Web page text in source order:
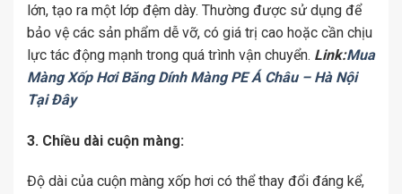
lớn, tạo ra một lớp đệm dày. Thường được sử dụng để
bảo vệ các sản phẩm dễ vỡ, có giá trị cao hoặc cần chịu
lực tác động mạnh trong quá trình vận chuyển. Link:Mua
Màng Xốp Hơi Băng Dính Màng PE Á Châu – Hà Nội
Tại Đây
3. Chiều dài cuộn màng:
Độ dài của cuộn màng xốp hơi có thể thay đổi đáng kể,